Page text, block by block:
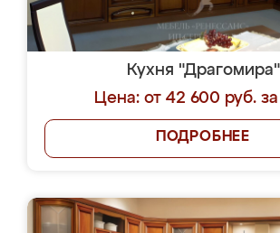
Кухня "Драгомира"
Цена: от 42 600 руб.
ПОДРОБНЕЕ